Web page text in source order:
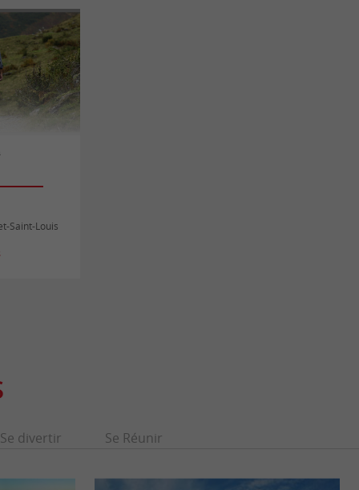
Saint-Louis
Se divertir Se Réunir